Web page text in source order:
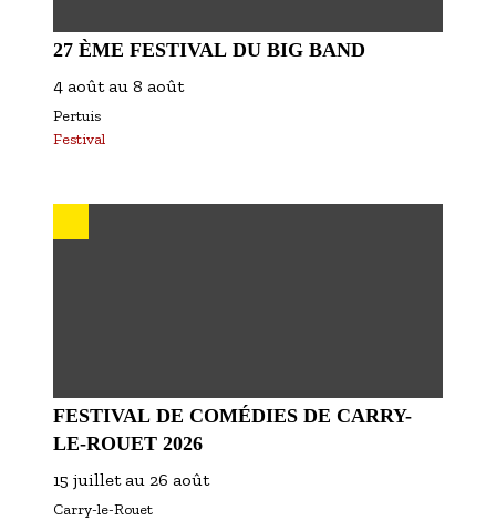
27 ÈME FESTIVAL DU BIG BAND
4 août au 8 août
Pertuis
Festival
FESTIVAL DE COMÉDIES DE CARRY-
LE-ROUET 2026
15 juillet au 26 août
Carry-le-Rouet